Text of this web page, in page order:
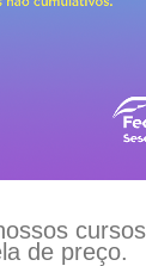
de preço.